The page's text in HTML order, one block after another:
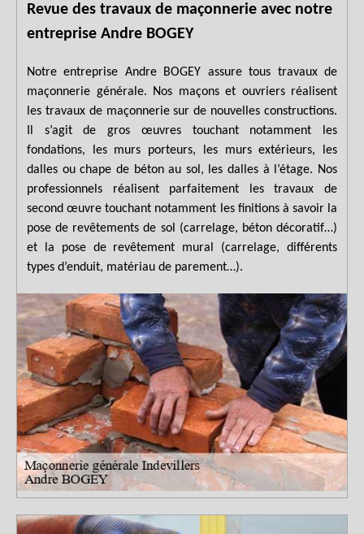
Revue des travaux de maçonnerie avec notre
entreprise Andre BOGEY
Notre entreprise Andre BOGEY assure tous travaux de
maçonnerie générale. Nos maçons et ouvriers réalisent
les travaux de maçonnerie sur de nouvelles constructions.
Il s’agit de gros œuvres touchant notamment les
fondations, les murs porteurs, les murs extérieurs, les
dalles ou chape de béton au sol, les dalles à l’étage. Nos
professionnels réalisent parfaitement les travaux de
second œuvre touchant notamment les finitions à savoir la
pose de revêtements de sol (carrelage, béton décoratif…)
et la pose de revêtement mural (carrelage, différents
types d’enduit, matériau de parement…).